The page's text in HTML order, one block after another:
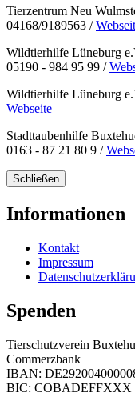
Tierzentrum Neu
04168/9189563 /
Wildtierhilfe Lüneburg
05190 - 984 95 99 /
Wildtierhilfe Lüneburg
Webseite
Stadttaubenhilfe
0163 - 87 21 80 9 /
Schließen
Informationen
Kontakt
Impressum
Spenden
Tierschutzverein
Commerzbank
IBAN:
BIC: COBADEFFXXX